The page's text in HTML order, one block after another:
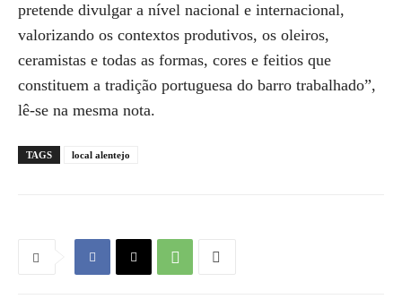
pretende divulgar a nível nacional e internacional,
valorizando os contextos produtivos, os oleiros,
ceramistas e todas as formas, cores e feitios que
constituem a tradição portuguesa do barro trabalhado”,
lê-se na mesma nota.
TAGS local alentejo